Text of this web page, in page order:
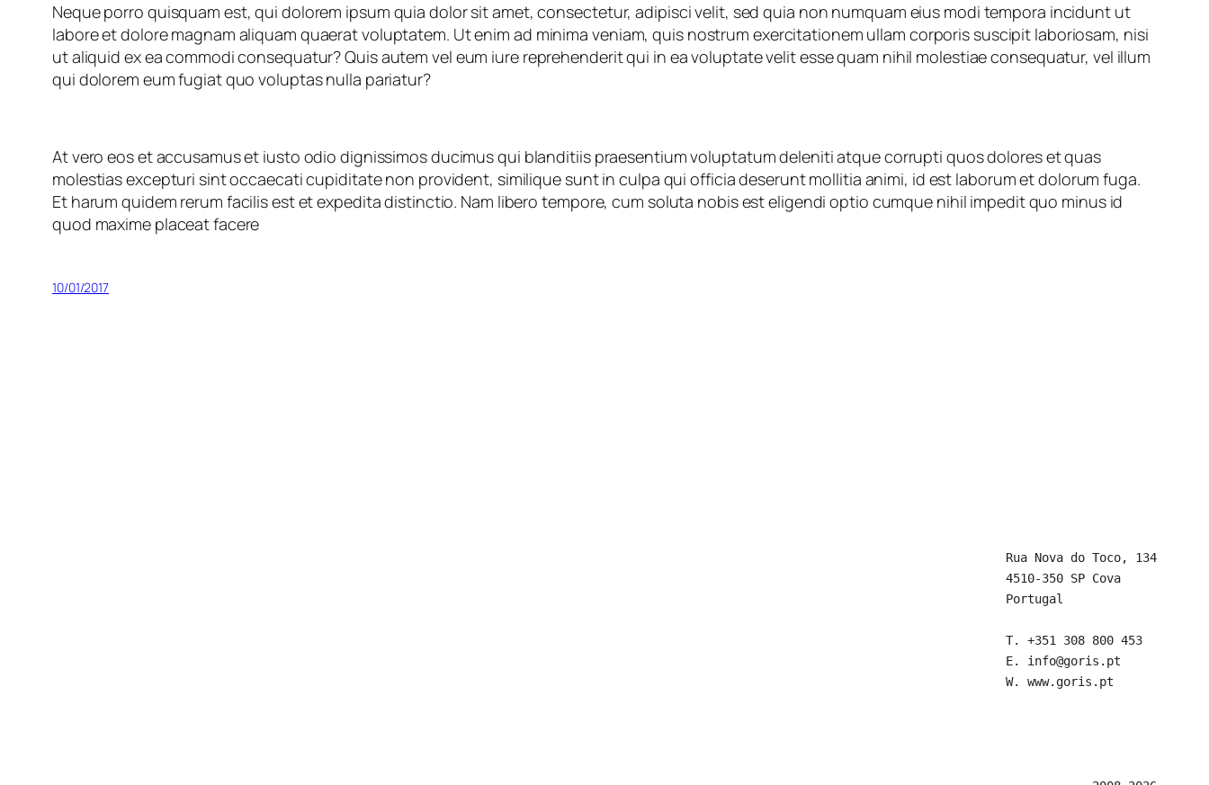
Neque porro quisquam est, qui dolorem ipsum quia dolor sit amet, consectetur, adipisci velit, sed quia non numquam eius modi tempora incidunt ut
labore et dolore magnam aliquam quaerat voluptatem. Ut enim ad minima veniam, quis nostrum exercitationem ullam corporis suscipit laboriosam, nisi
ut aliquid ex ea commodi consequatur? Quis autem vel eum iure reprehenderit qui in ea voluptate velit esse quam nihil molestiae consequatur, vel illum
qui dolorem eum fugiat quo voluptas nulla pariatur?
At vero eos et accusamus et iusto odio dignissimos ducimus qui blanditiis praesentium voluptatum deleniti atque corrupti quos dolores et quas
molestias excepturi sint occaecati cupiditate non provident, similique sunt in culpa qui officia deserunt mollitia animi, id est laborum et dolorum fuga.
Et harum quidem rerum facilis est et expedita distinctio. Nam libero tempore, cum soluta nobis est eligendi optio cumque nihil impedit quo minus id
quod maxime placeat facere
10/01/2017
Rua Nova do Toco, 134
4510-350 SP Cova
Portugal
T. +351 308 800 453
E. info@goris.pt
W. www.goris.pt